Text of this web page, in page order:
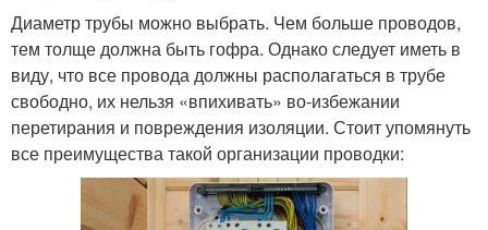
Диаметр трубы можно выбрать. Чем больше проводов,
тем толще должна быть гофра. Однако следует иметь в
виду, что все провода должны располагаться в трубе
свободно, их нельзя «впихивать» во-избежании
перетирания и повреждения изоляции. Стоит упомянуть
все преимущества такой организации проводки: